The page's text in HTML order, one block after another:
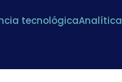
tecnológicaAnalítica